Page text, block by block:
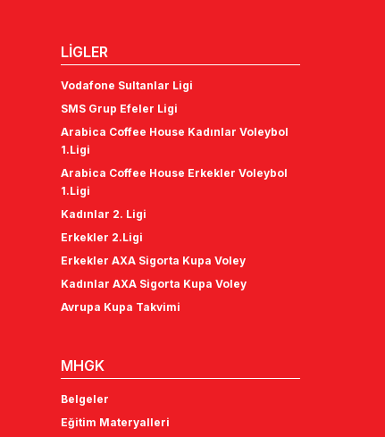
LİGLER
Vodafone Sultanlar Ligi
SMS Grup Efeler Ligi
Arabica Coffee House Kadınlar Voleybol
1.Ligi
Arabica Coffee House Erkekler Voleybol
1.Ligi
Kadınlar 2. Ligi
Erkekler 2.Ligi
Erkekler AXA Sigorta Kupa Voley
Kadınlar AXA Sigorta Kupa Voley
Avrupa Kupa Takvimi
MHGK
Belgeler
Eğitim Materyalleri